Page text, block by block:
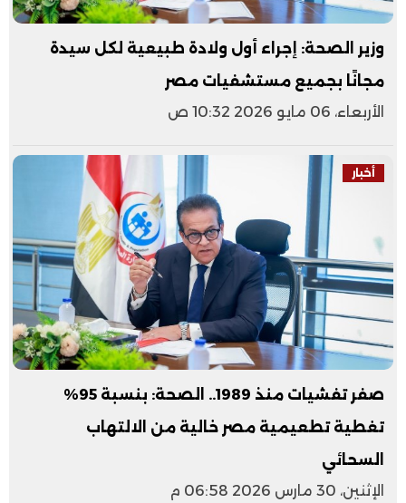
وزير الصحة: إجراء أول ولادة طبيعية لكل سيدة
مجانًا بجميع مستشفيات مصر
الأربعاء، 06 مايو 2026 10:32 ص
أخبار
صفر تفشيات منذ 1989.. الصحة: بنسبة 95%
تغطية تطعيمية مصر خالية من الالتهاب
السحائي
الإثنين، 30 مارس 2026 06:58 م